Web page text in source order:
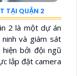
TẠI QUẬN 2
2 là một dự án
và giám sát
bởi đội ngũ
lắp đặt camera